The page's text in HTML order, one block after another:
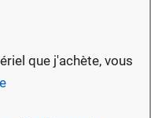
que j'achète, vous